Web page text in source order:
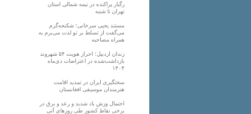
رگبار پراکنده در نیمه شمالی استان
تهران تا شنبه
مستند یحیی سرخانی؛ شکنجه‌گرم
می‌گفت از تسلط بر تو لذت می‌برم به
همراه مصاحبه
زندان اردبیل؛ احراز هویت ۵۴ شهروند
بازداشت‌شده در اعتراضات دی‌ماه
۱۴۰۴
سختگیری ایران در تمدید اقامت
هنرمندان موسیقی افغانستان
احتمال وزش باد شدید و رعد و برق در
برخی نقاط کشور طی روزهای آتی